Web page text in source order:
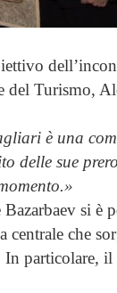
Turismo,
è una
delle sue
si è
centrale che
particolare,